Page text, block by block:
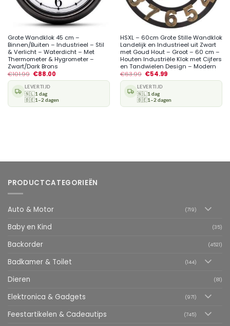
Grote Wandklok 45 cm –
Binnen/Buiten – Industrieel – Stil
& Verlicht – Waterdicht – Met
Thermometer & Hygrometer –
Zwart/Dark Brons
€101.99 €88.00
LEVERTIJD
🇳🇱1 dag
🇧🇪1–2 dagen
HSXL – 60cm Grote Stille Wandklok
Landelijk en Industrieel uit Zwart
met Goud Hout – Groot – 60 cm –
Houten Industriële Klok met Cijfers
en Tandwielen Design – Modern
€63.99 €54.99
LEVERTIJD
🇳🇱1 dag
🇧🇪1–2 dagen
PRODUCTCATEGORIEËN
Auto & Motor (719)
Baby en Kind (35)
Backorder (4521)
Badkamer & Toilet (144)
Dieren (81)
Elektronica & Gadgets (971)
Feestartikelen & Cadeautips (745)